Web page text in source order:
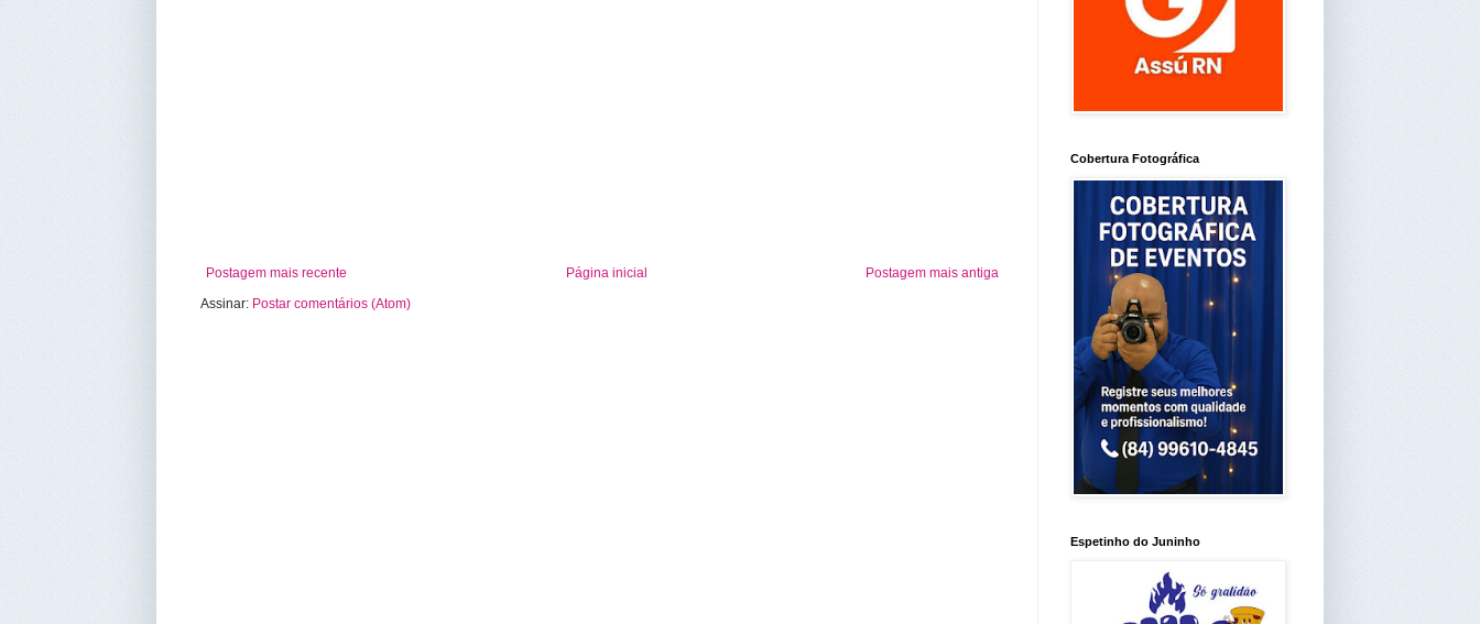
Postagem mais recente Postagem mais antiga
Página inicial
Assinar: Postar comentários (Atom)
Cobertura Fotográfica
Espetinho do Juninho